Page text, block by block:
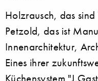
Holzrausch, das sind
Petzold, das ist
Innenarchitektur,
Eines ihrer
Küchensystem